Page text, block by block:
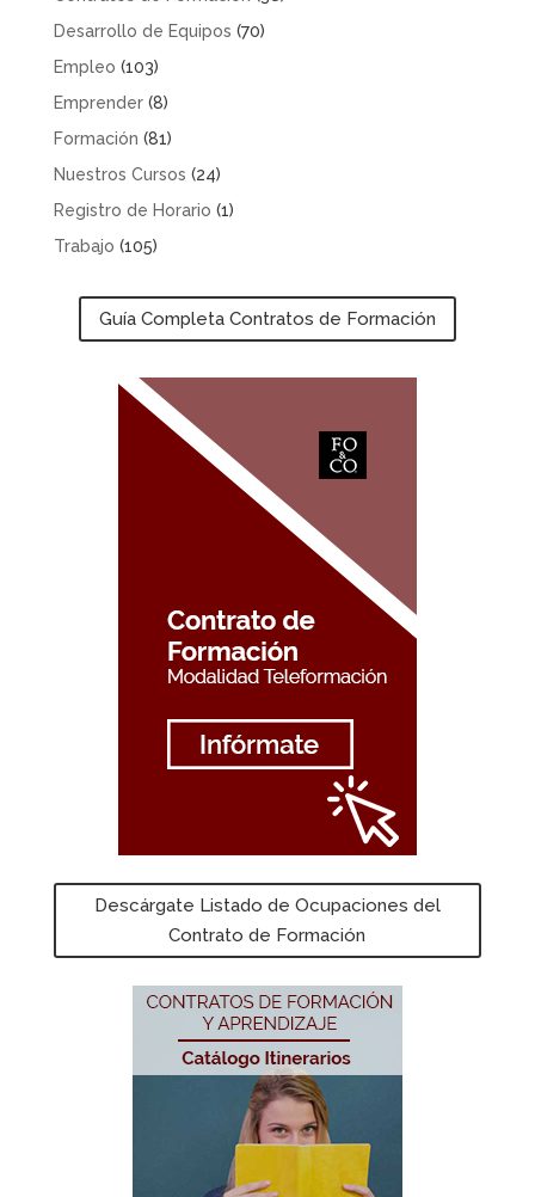
Desarrollo de Equipos (70)
Empleo (103)
Emprender(8)
Formación (81)
Nuestros Cursos (24)
Registro de Horario (1)
Trabajo (105)
Guía Completa Contratos de Formación
Descárgate Listado de Ocupaciones del
Contrato de Formación